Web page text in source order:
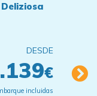
DESDE
€
incluidas